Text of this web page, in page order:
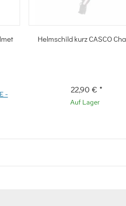
-
Schnellkauf
Helmschild kurz CASCO
22,90 €*
Auf Lager